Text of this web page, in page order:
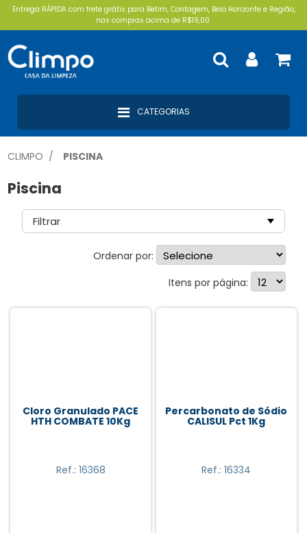
Entrega RÁPIDA com frete grátis para Betim, Contagem, Belo Horizonte e Região,
nas compras acima de R$19,00.
CATEGORIAS
CLIMPO PISCINA
Piscina
Filtrar
Acessórios Em Geral (18)
ATcclloro (2)
Ordenar por:
Itens por página:
Cloro Granulado PACE
HTH COMBATE 10Kg
Ref.: 16368
Percarbonato de Sódio
CALISUL Pct 1Kg
Ref.: 16334